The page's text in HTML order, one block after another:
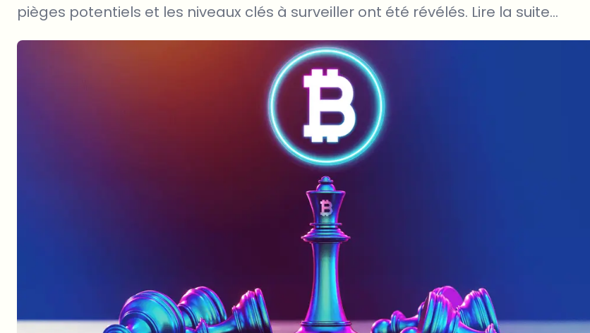
pièges potentiels et les niveaux clés à surveiller ont été révélés. Lire la suite...